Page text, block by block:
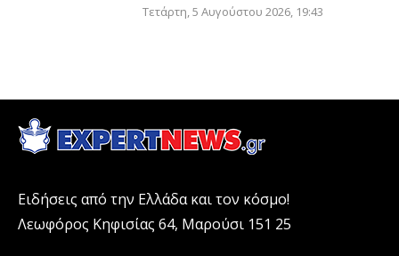
Τετάρτη, 5 Αυγούστου 2026, 19:43
Ειδήσεις από την Ελλάδα και τον κόσμο!
Λεωφόρος Κηφισίας 64, Μαρούσι 151 25